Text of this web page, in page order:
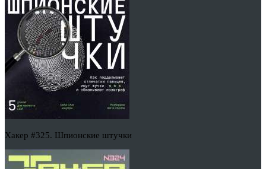
Хакер #325. Шпионские штучки